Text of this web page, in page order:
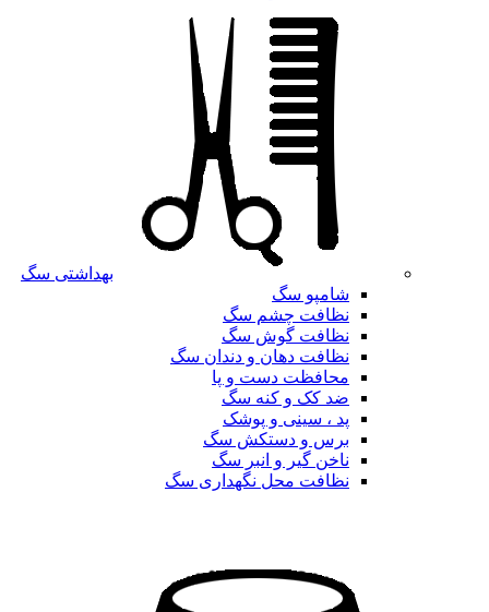
بهداشتی سگ
شامپو سگ
نظافت چشم سگ
نظافت گوش سگ
نظافت دهان و دندان سگ
محافظت دست و پا
ضد کک و کنه سگ
پد ، سینی و پوشک
برس و دستکش سگ
ناخن گیر و انبر سگ
نظافت محل نگهداری سگ